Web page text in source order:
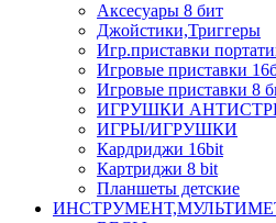
Аксесуары 8 бит
Джойстики,Триггеры
Игр.приставки
Игровые приставки
Игровые приставки 8
ИГРУШКИ
ИГРЫ/ИГРУШКИ
Кардриджи 16bit
Картриджи 8 bit
Планшеты детские